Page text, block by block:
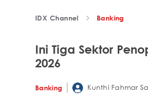
IDX Channel Banking
Ini Tiga Sektor
2026
Banking Kunthi Fahmar